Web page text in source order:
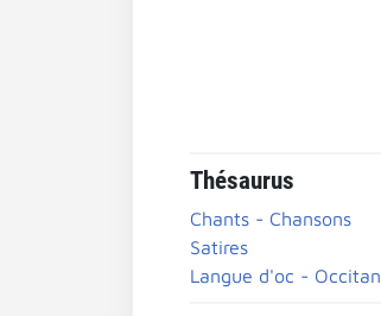
Thésaurus
Chants - Chansons
Satires
Langue d'oc - Occitan